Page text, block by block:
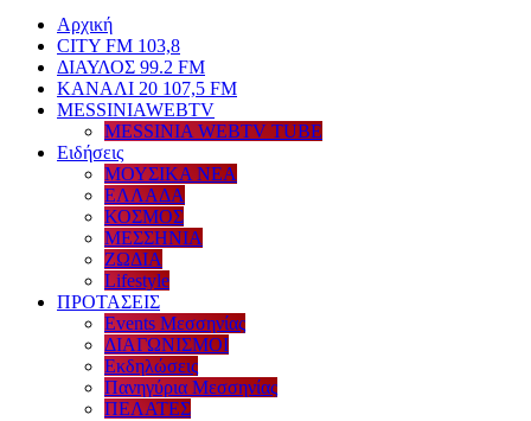
Αρχική
CITY FM 103,8
ΔΙΑΥΛΟΣ 99.2 FM
ΚΑΝΑΛΙ 20 107,5 FM
MESSINIAWEBTV
MESSINIA WEBTV TUBE
Eιδήσεις
ΜΟΥΣΙΚΑ ΝΕΑ
ΕΛΛΑΔΑ
ΚΟΣΜΟΣ
ΜΕΣΣΗΝΙΑ
ΖΩΔΙΑ
Lifestyle
ΠΡΟΤΑΣΕΙΣ
Events Μεσσηνίας
ΔΙΑΓΩΝΙΣΜΟΙ
Εκδηλώσεις
Πανηγύρια Μεσσηνίας
ΠΕΛΑΤΕΣ